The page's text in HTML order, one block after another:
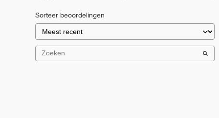
Sorteer beoordelingen